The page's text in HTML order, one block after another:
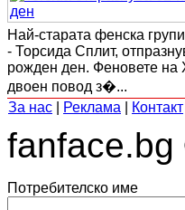
Най-старата фенска
- Торсида Сплит,
рожден ден. Феновете на
двоен повод з�...
За нас
Реклама Контакт
fanface.bg
Потребителско име